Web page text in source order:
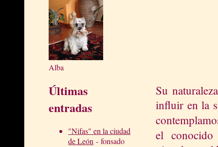
Alba
Últimas
entradas
"Nifas" en la ciudad
de León - fonsado
Su
influir en la
el